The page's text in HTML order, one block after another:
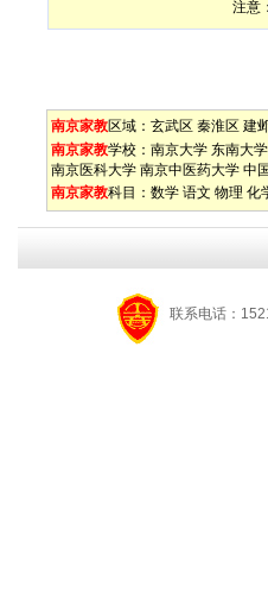
注意
南京家教区域： 玄武区 秦淮区 建
南京家教学校： 南京大学 东南大学
南京医科大学 南京中医药大学 中
南京家教科目： 数学 语文 物理 化
联系电话：